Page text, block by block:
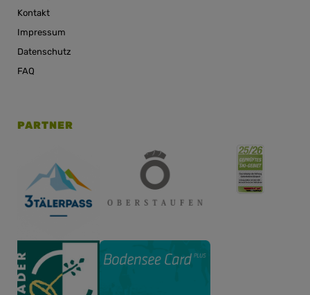
Kontakt
Impressum
Datenschutz
FAQ
PARTNER